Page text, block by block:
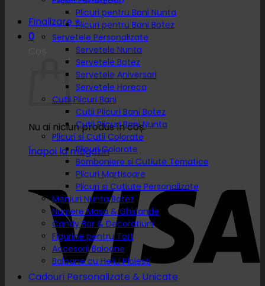
Finalizare +
0
Nu ai niciun produs în coș.
Înapoi la magazin
Plicuri pentru Bani Nunta
Plicuri pentru Bani Botez
Servetele Personalizate
Servetele Nunta
Servetele Botez
Servetele Aniversari
Servetele Horeca
Cutii Plicuri Bani
Cutii Plicuri Bani Botez
Cutii Plicuri Bani Nunta
Plicuri si Cutii Colorate
Plicuri Colorate
Bomboniere si Cutiute Tematice
Plicuri Martisoare
Plicuri si Cutiute Personalizate
Meniuri Nunta Botez
Numere Masa & Ghirlande
Candy Bar & Decoratiuni
Figurine pentru Tort
Accesorii Baloane
Baloane cu Heliu Ploiesti
Cadouri Personalizate & Unicate